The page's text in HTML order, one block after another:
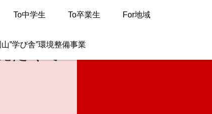
To中学生 To卒業生 For地域
”学び舎”環境整備事業
たくて